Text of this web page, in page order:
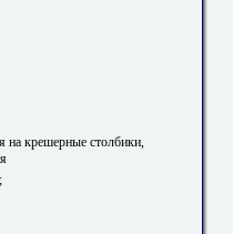
на крешерные столбики,
;